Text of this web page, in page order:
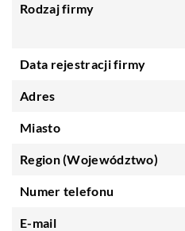
Rodzaj firmy
Data rejestracji firmy
Adres
Miasto
Region (Województwo)
Numer telefonu
E-mail